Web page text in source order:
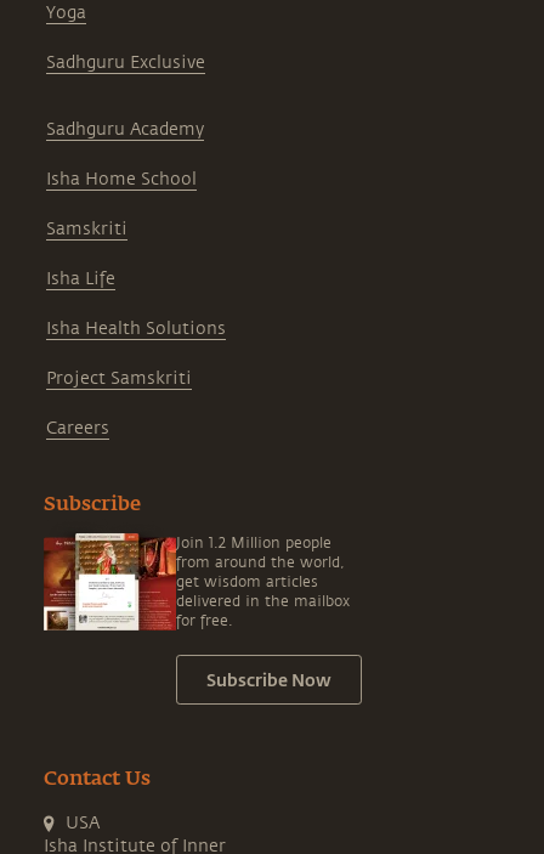
Yoga
Sadhguru Exclusive
Sadhguru Academy
Isha Home School
Samskriti
Isha Life
Isha Health Solutions
Project Samskriti
Careers
Subscribe
Join 1.2 Million people
from around the world,
get wisdom articles
delivered in the mailbox
for free.
Subscribe Now
Contact Us
USA
Isha Institute of Inner